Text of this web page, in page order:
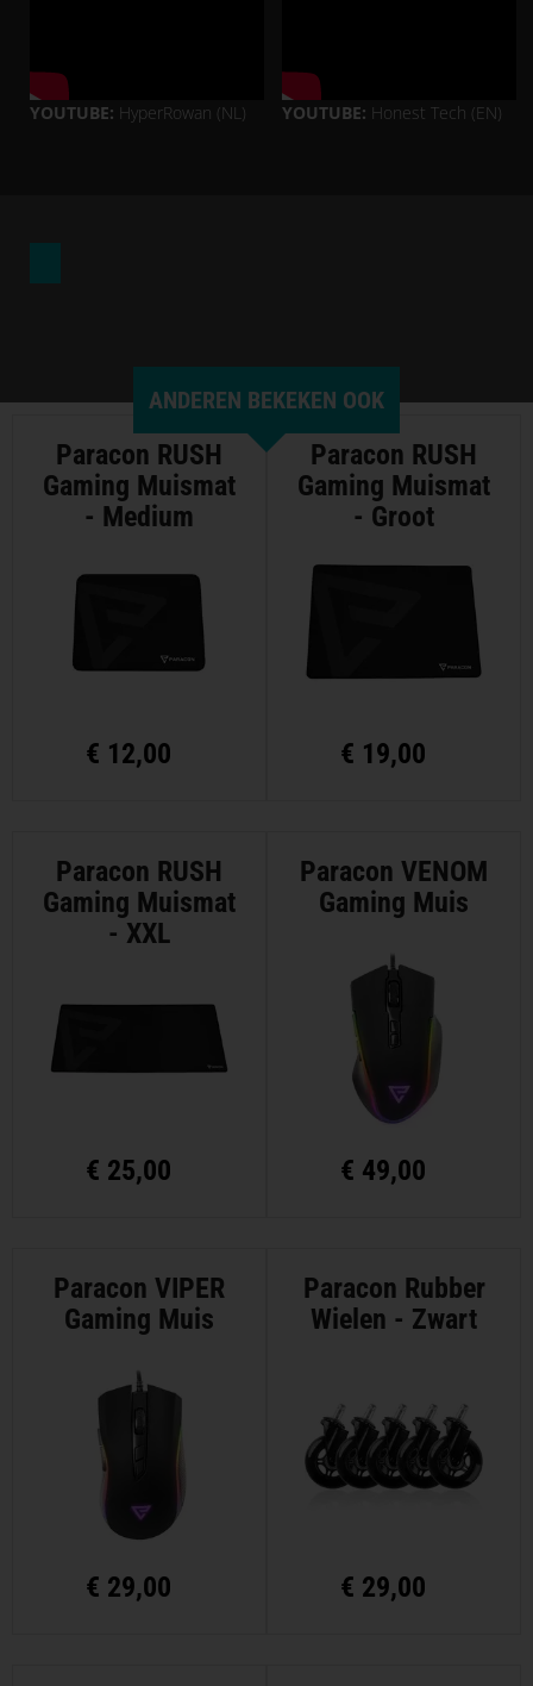
YOUTUBE: HyperRowan (NL) YOUTUBE: Honest Tech (EN)
ANDEREN BEKEKEN OOK
Paracon RUSH
Gaming Muismat
- Medium
€ 12,00
Paracon RUSH
Gaming Muismat
- Groot
€ 19,00
Paracon RUSH
Gaming Muismat
- XXL
€ 25,00
Paracon VENOM
Gaming Muis
€ 49,00
Paracon VIPER
Gaming Muis
€ 29,00
Paracon Rubber
Wielen - Zwart
€ 29,00